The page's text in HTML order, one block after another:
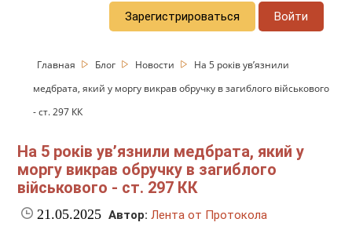
Зарегистрироваться Войти
Главная Блог Новости
На 5 років увʼязнили
медбрата, який у моргу викрав обручку в загиблого військового
- ст. 297 КК
На 5 років увʼязнили медбрата, який у
моргу викрав обручку в загиблого
військового - ст. 297 КК
21.05.2025 Автор: Лента от Протокола